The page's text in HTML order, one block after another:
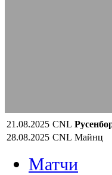
21.08.2025 CNL
28.08.2025 CNL Майнц
Матчи